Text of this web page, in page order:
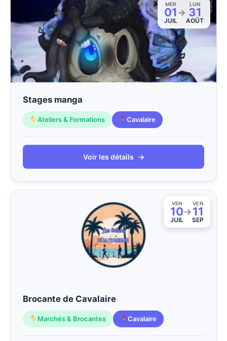
MER
01
JUIL
→
LUN
31
AOÛT
Stages manga
Ateliers & Formations Cavalaire
Voir les détails →
VEN
10
JUIL
→
VEN
11
SEP
Brocante de Cavalaire
Marchés & Brocantes Cavalaire